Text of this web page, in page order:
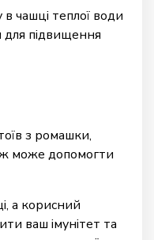
чашці теплої води
підвищення
з ромашки,
може допомогти
а корисний
ваш імунітет та